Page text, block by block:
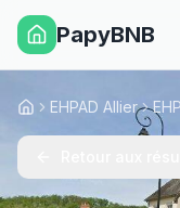
PapyBNB
AccueilEHPAD Allier